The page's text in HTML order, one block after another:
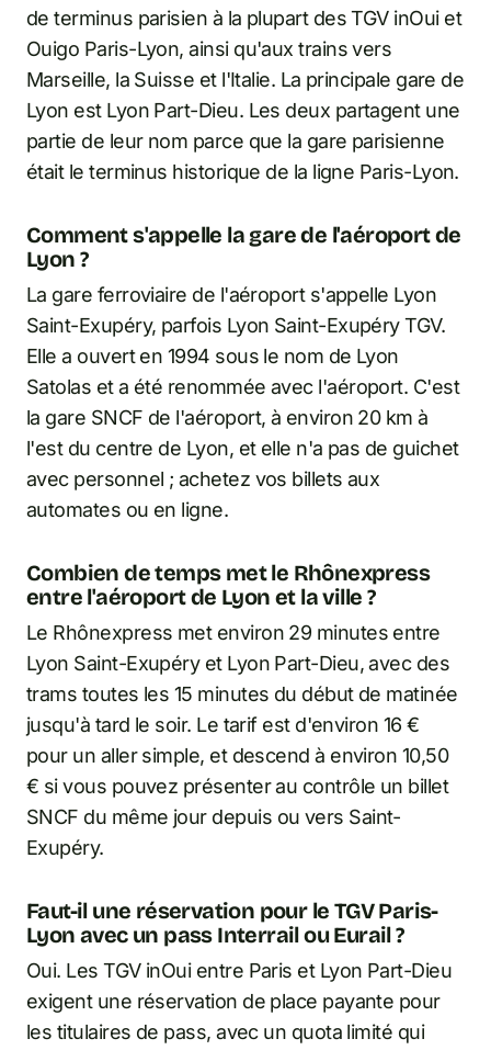
de terminus parisien à la plupart des TGV inOui et
Ouigo Paris-Lyon, ainsi qu'aux trains vers
Marseille, la Suisse et l'Italie. La principale gare de
Lyon est Lyon Part-Dieu. Les deux partagent une
partie de leur nom parce que la gare parisienne
était le terminus historique de la ligne Paris-Lyon.
Comment s'appelle la gare de l'aéroport de
Lyon ?
La gare ferroviaire de l'aéroport s'appelle Lyon
Saint-Exupéry, parfois Lyon Saint-Exupéry TGV.
Elle a ouvert en 1994 sous le nom de Lyon
Satolas et a été renommée avec l'aéroport. C'est
la gare SNCF de l'aéroport, à environ 20 km à
l'est du centre de Lyon, et elle n'a pas de guichet
avec personnel ; achetez vos billets aux
automates ou en ligne.
Combien de temps met le Rhônexpress
entre l'aéroport de Lyon et la ville ?
Le Rhônexpress met environ 29 minutes entre
Lyon Saint-Exupéry et Lyon Part-Dieu, avec des
trams toutes les 15 minutes du début de matinée
jusqu'à tard le soir. Le tarif est d'environ 16 €
pour un aller simple, et descend à environ 10,50
€ si vous pouvez présenter au contrôle un billet
SNCF du même jour depuis ou vers Saint-
Exupéry.
Faut-il une réservation pour le TGV Paris-
Lyon avec un pass Interrail ou Eurail ?
Oui. Les TGV inOui entre Paris et Lyon Part-Dieu
exigent une réservation de place payante pour
les titulaires de pass, avec un quota limité qui